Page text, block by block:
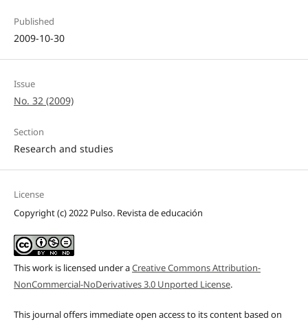
Published
2009-10-30
Issue
No. 32 (2009)
Section
Research and studies
License
Copyright (c) 2022 Pulso. Revista de educación
This work is licensed under aCreative Commons Attribution-
NonCommercial-NoDerivatives 3.0 Unported License.
This journal offers immediate open access to its content based on